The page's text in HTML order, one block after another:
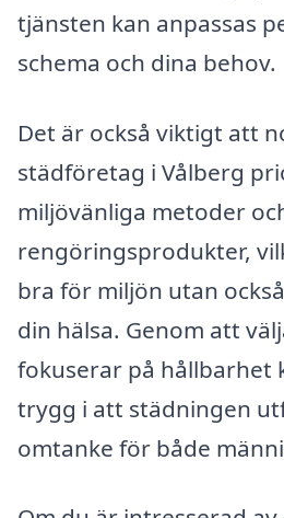
tjänsten kan anpassas
schema och dina behov.
Det är också viktigt att
städföretag i Vålberg
miljövänliga metoder
rengöringsprodukter,
bra för miljön utan
din hälsa. Genom att
fokuserar på hållbarhet
trygg i att städningen
omtanke för både